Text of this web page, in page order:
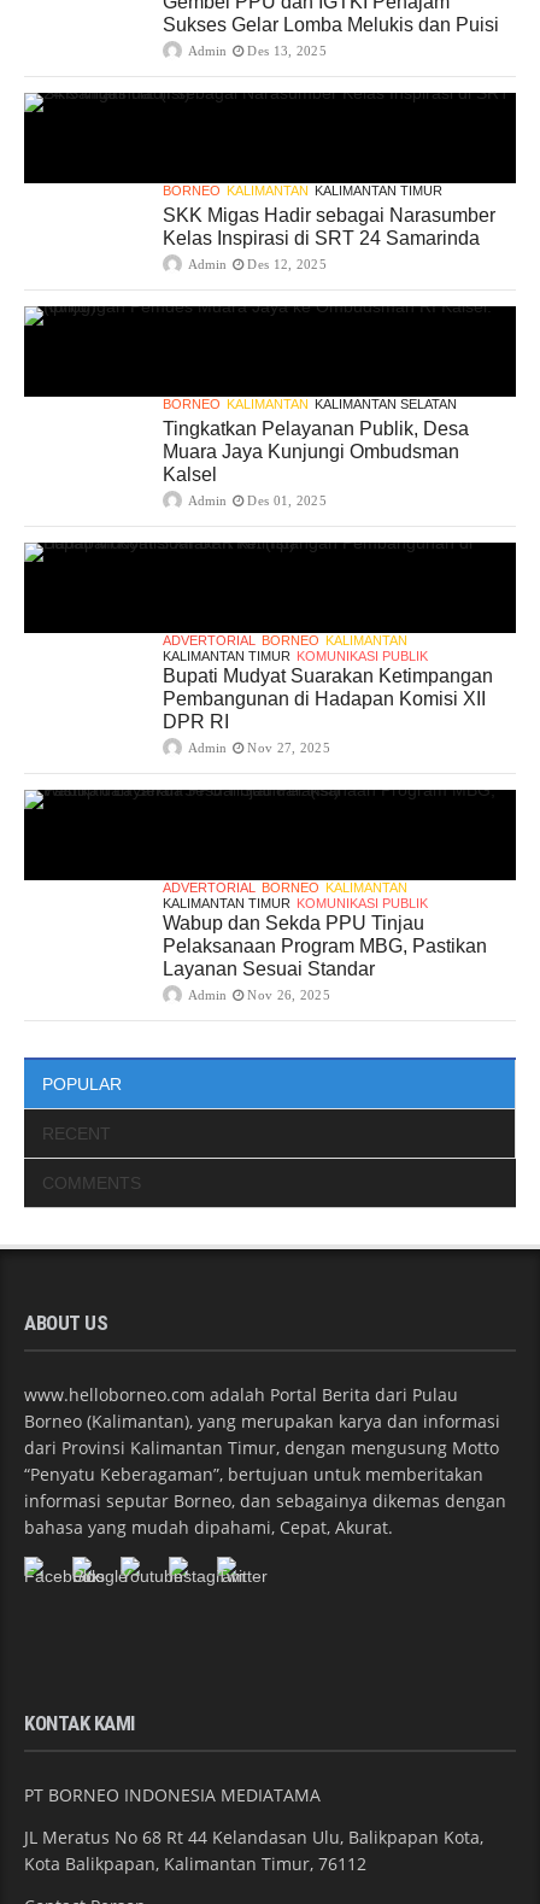
Sukses Gelar Lomba Melukis dan Puisi
Admin Des 13, 2025
BORNEO KALIMANTAN KALIMANTAN TIMUR
SKK Migas Hadir sebagai Narasumber
Kelas Inspirasi di SRT 24 Samarinda
Admin Des 12, 2025
BORNEO KALIMANTAN KALIMANTAN SELATAN
Tingkatkan Pelayanan Publik, Desa
Muara Jaya Kunjungi Ombudsman
Kalsel
Admin Des 01, 2025
ADVERTORIAL BORNEO KALIMANTAN
KALIMANTAN TIMUR KOMUNIKASI PUBLIK
Bupati Mudyat Suarakan Ketimpangan
Pembangunan di Hadapan Komisi XII
DPR RI
Admin Nov 27, 2025
ADVERTORIAL BORNEO KALIMANTAN
KALIMANTAN TIMUR KOMUNIKASI PUBLIK
Wabup dan Sekda PPU Tinjau
Pelaksanaan Program MBG, Pastikan
Layanan Sesuai Standar
Admin Nov 26, 2025
POPULAR
RECENT
COMMENTS
ABOUT US
www.helloborneo.com adalah Portal Berita dari Pulau
Borneo (Kalimantan), yang merupakan karya dan informasi
dari Provinsi Kalimantan Timur, dengan mengusung Motto
“Penyatu Keberagaman”, bertujuan untuk memberitakan
informasi seputar Borneo, dan sebagainya dikemas dengan
bahasa yang mudah dipahami, Cepat, Akurat.
KONTAK KAMI
PT BORNEO INDONESIA MEDIATAMA
JL Meratus No 68 Rt 44 Kelandasan Ulu, Balikpapan Kota,
Kota Balikpapan, Kalimantan Timur, 76112